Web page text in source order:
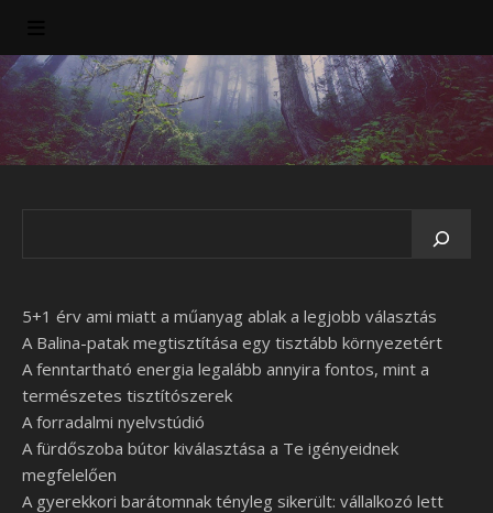
5+1 érv ami miatt a műanyag ablak a legjobb választás
A Balina-patak megtisztítása egy tisztább környezetért
A fenntartható energia legalább annyira fontos, mint a
természetes tisztítószerek
A forradalmi nyelvstúdió
A fürdőszoba bútor kiválasztása a Te igényeidnek
megfelelően
A gyerekkori barátomnak tényleg sikerült: vállalkozó lett